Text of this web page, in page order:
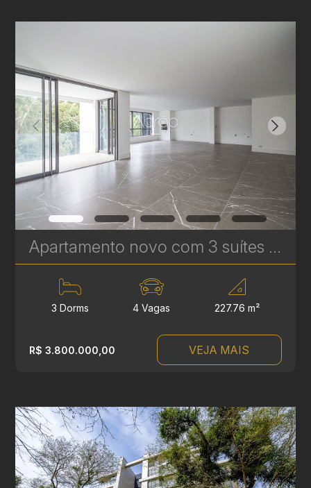
Apartamento novo com 3 suítes à venda no Ecoville em Curitiba - Signature - Plaenge | Ref. 1754
3 Dorms 4 Vagas 227.76 m²
R$ 3.800.000,00 VEJA MAIS